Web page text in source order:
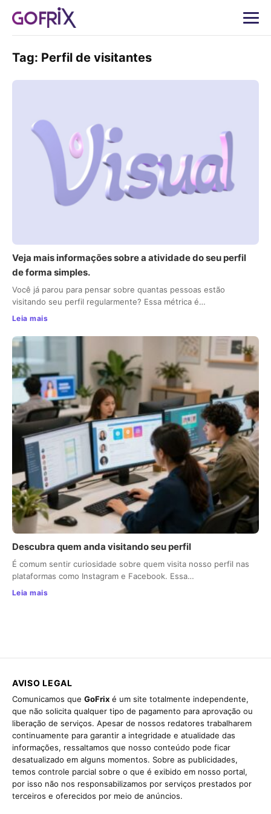
Tag: Perfil de visitantes
Veja mais informações sobre a atividade do seu perfil
de forma simples.
Você já parou para pensar sobre quantas pessoas estão
visitando seu perfil regularmente? Essa métrica é…
Leia mais
Descubra quem anda visitando seu perfil
É comum sentir curiosidade sobre quem visita nosso perfil nas
plataformas como Instagram e Facebook. Essa…
Leia mais
AVISO LEGAL
Comunicamos que GoFrix é um site totalmente independente,
que não solicita qualquer tipo de pagamento para aprovação ou
liberação de serviços. Apesar de nossos redatores trabalharem
continuamente para garantir a integridade e atualidade das
informações, ressaltamos que nosso conteúdo pode ficar
desatualizado em alguns momentos. Sobre as publicidades,
temos controle parcial sobre o que é exibido em nosso portal,
por isso não nos responsabilizamos por serviços prestados por
terceiros e oferecidos por meio de anúncios.